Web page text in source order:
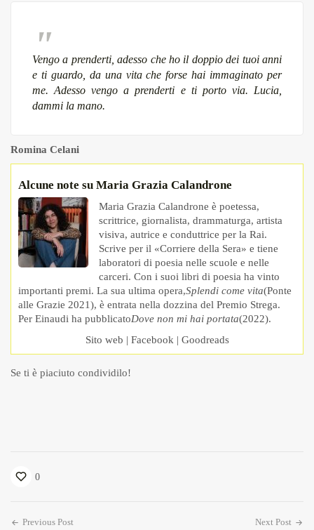
Vengo a prenderti, adesso che ho il doppio dei tuoi anni
e ti guardo, da una vita che forse hai immaginato per
me. Adesso vengo a prenderti e ti porto via. Lucia,
dammi la mano.
Romina Celani
Alcune note su Maria Grazia Calandrone
Maria Grazia Calandrone è poetessa,
scrittrice, giornalista, drammaturga, artista
visiva, autrice e conduttrice per la Rai.
Scrive per il «Corriere della Sera» e tiene
laboratori di poesia nelle scuole e nelle
carceri. Con i suoi libri di poesia ha vinto
importanti premi. La sua ultima opera,Splendi come vita(Ponte
alle Grazie 2021), è entrata nella dozzina del Premio Strega.
Per Einaudi ha pubblicatoDove non mi hai portata(2022).
Sito web | Facebook| Goodreads
Se ti è piaciuto condividilo!
0
Previous Post
Next Post